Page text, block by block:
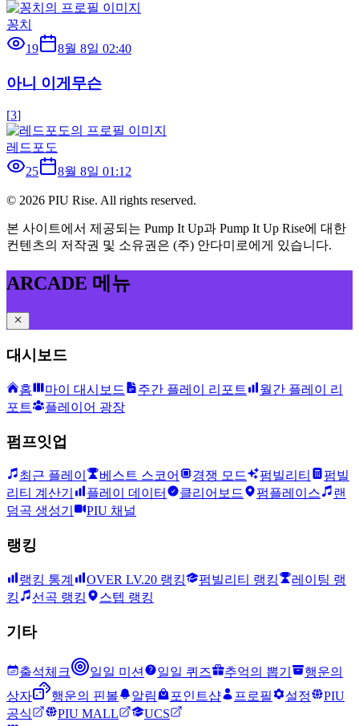
꽁치
19
8월 8일 02:40
아니 이게무슨
[3]
레드포도
25
8월 8일 01:12
© 2026 PIU Rise. All rights reserved.
본 사이트에서 제공되는 Pump It Up과 Pump It Up Rise에 대한
컨텐츠의 저작권 및 소유권은 (주) 안다미로에게 있습니다.
ARCADE 메뉴
대시보드
홈 마이 대시보드 주간 플레이 리포트
월간 플레이 리
포트
플레이어 광장
펌프잇업
최근 플레이 베스트 스코어 경쟁 모드 펌빌리티
펌빌
리티 계산기
플레이 데이터 클리어보드 펌플레이스
랜
덤곡 생성기
PIU 채널
랭킹
랭킹 통계 OVER LV.20 랭킹 펌빌리티 랭킹
레이팅 랭
킹
선곡 랭킹 스텝 랭킹
기타
출석체크 일일 미션 일일 퀴즈 추억의 뽑기
행운의
상자
행운의 핀볼 알림 포인트샵 프로필 설정
PIU
공식
PIU MALL UCS